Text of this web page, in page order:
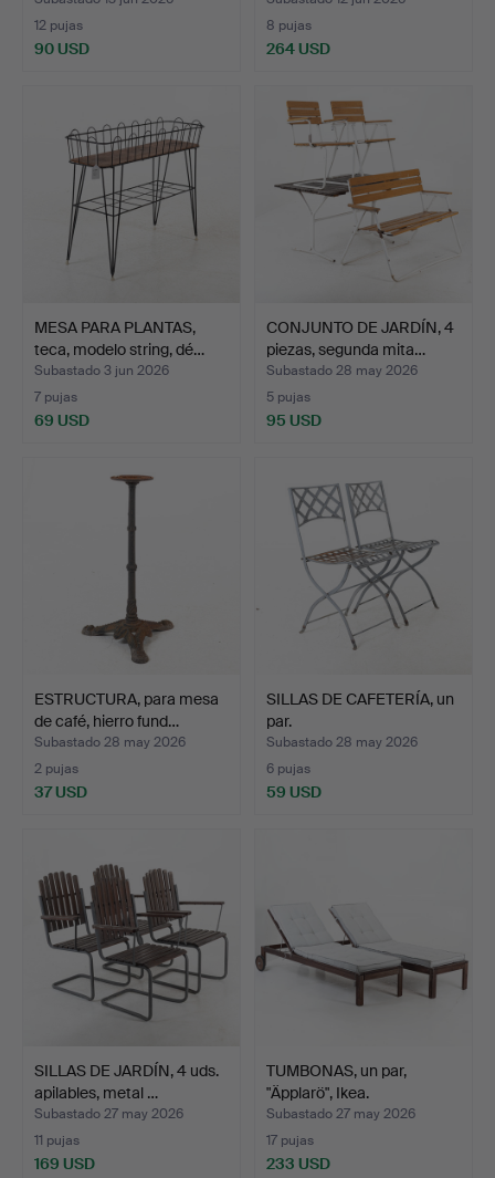
12 pujas
90 USD
8 pujas
264 USD
MESA PARA PLANTAS,
teca, modelo string, dé…
Subastado 3 jun 2026
7 pujas
69 USD
CONJUNTO DE JARDÍN, 4
piezas, segunda mita…
Subastado 28 may 2026
5 pujas
95 USD
ESTRUCTURA, para mesa
de café, hierro fund…
Subastado 28 may 2026
2 pujas
37 USD
SILLAS DE CAFETERÍA, un
par.
Subastado 28 may 2026
6 pujas
59 USD
SILLAS DE JARDÍN, 4 uds.
apilables, metal …
Subastado 27 may 2026
11 pujas
169 USD
TUMBONAS, un par,
"Äpplarö", Ikea.
Subastado 27 may 2026
17 pujas
233 USD